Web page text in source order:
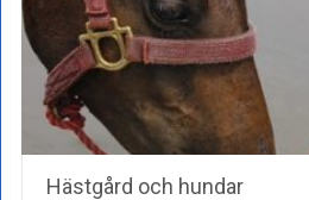
Hästgård och hundar